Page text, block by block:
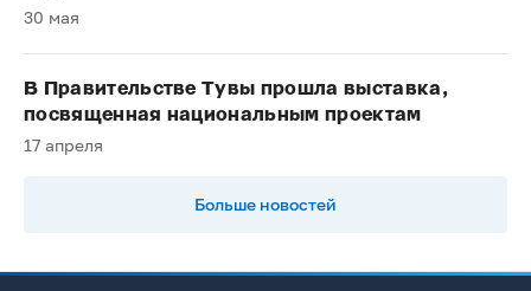
30 мая
В Правительстве Тувы прошла выставка,
посвященная национальным проектам
17 апреля
Больше новостей